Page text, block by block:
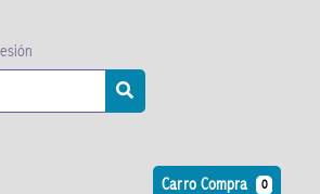
Carro Compra 0